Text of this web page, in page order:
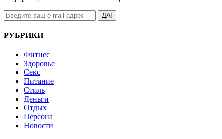
ДА!
РУБРИКИ
Фитнес
Здоровье
Секс
Питание
Стиль
Деньги
Отдых
Персона
Новости